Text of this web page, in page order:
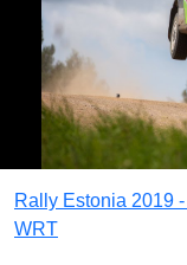
Rally Estonia 2019
WRT